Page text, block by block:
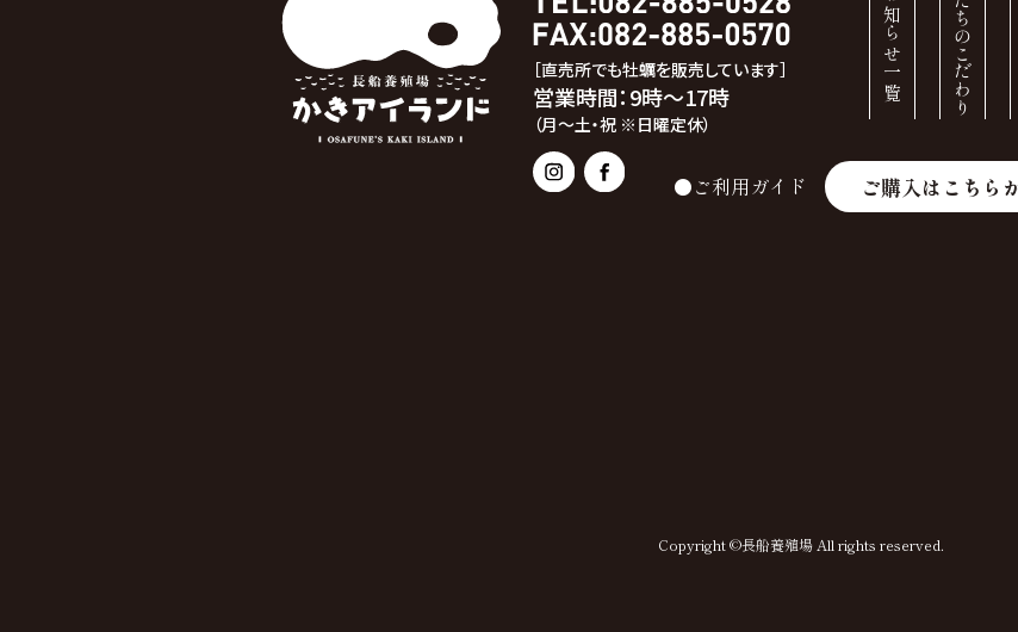
［直売所でも牡蠣を販売しています］
営業時間：9時～17時
（月～土・祝 ※日曜定休）
お知らせ一覧 私たちのこだわり
●ご利用ガイド ご購入はこちら
Copyright ©長船養殖場 All rights reserved.